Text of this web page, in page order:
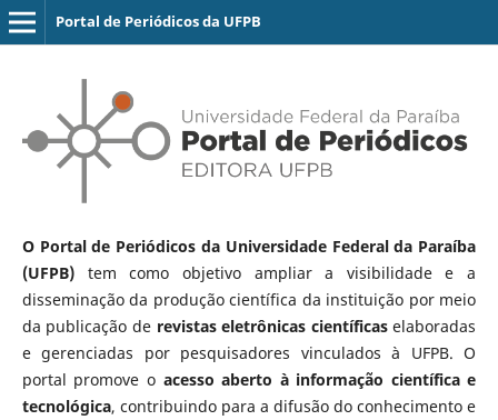
Portal de Periódicos da UFPB
O Portal de Periódicos da Universidade Federal da Paraíba
(UFPB)tem como objetivo ampliar a visibilidade e a
disseminação da produção científica da instituição por meio
da publicação de revistas eletrônicas científicaselaboradas
e gerenciadas por pesquisadores vinculados à UFPB. O
portal promove o acesso aberto à informação científica e
tecnológica, contribuindo para a difusão do conhecimento e